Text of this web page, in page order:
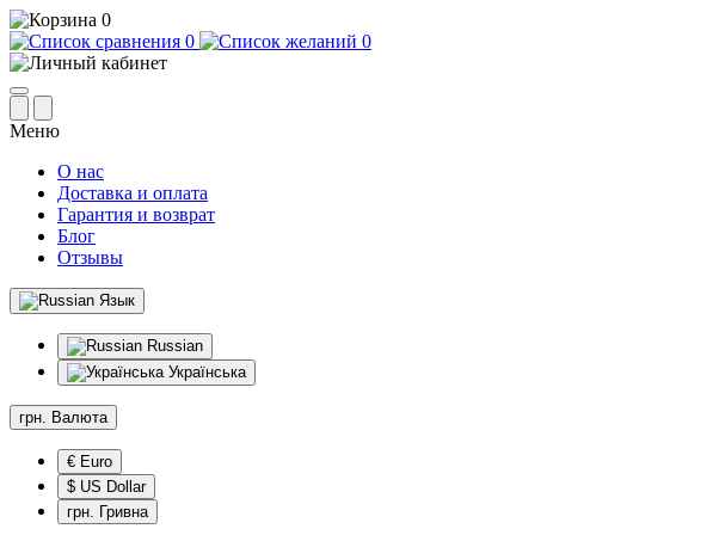
0
0
0
Меню
О нас
Доставка и оплата
Гарантия и возврат
Блог
Отзывы
Язык
Russian
Українська
грн. Валюта
€ Euro
$ US Dollar
грн. Гривна